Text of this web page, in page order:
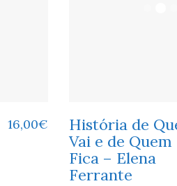
16,00€
História de
Vai e de Quem
Fica – Elena
Ferrante